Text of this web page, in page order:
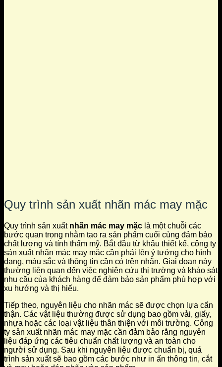
Quy trình sản xuất nhãn mác may mặc
Quy trình sản xuất nhãn mác may mặc là một chuỗi các
bước quan trọng nhằm tạo ra sản phẩm cuối cùng đảm bảo
chất lượng và tính thẩm mỹ. Bắt đầu từ khâu thiết kế, công ty
sản xuất nhãn mác may mặc cần phải lên ý tưởng cho hình
dạng, màu sắc và thông tin cần có trên nhãn. Giai đoạn này
thường liên quan đến việc nghiên cứu thị trường và khảo sát
nhu cầu của khách hàng để đảm bảo sản phẩm phù hợp với
xu hướng và thị hiếu.
Tiếp theo, nguyên liệu cho nhãn mác sẽ được chọn lựa cẩn
thận. Các vật liệu thường được sử dụng bao gồm vải, giấy,
nhựa hoặc các loại vật liệu thân thiện với môi trường. Công
ty sản xuất nhãn mác may mặc cần đảm bảo rằng nguyên
liệu đáp ứng các tiêu chuẩn chất lượng và an toàn cho
người sử dụng. Sau khi nguyên liệu được chuẩn bị, quá
trình sản xuất sẽ bao gồm các bước như in ấn thông tin, cắt